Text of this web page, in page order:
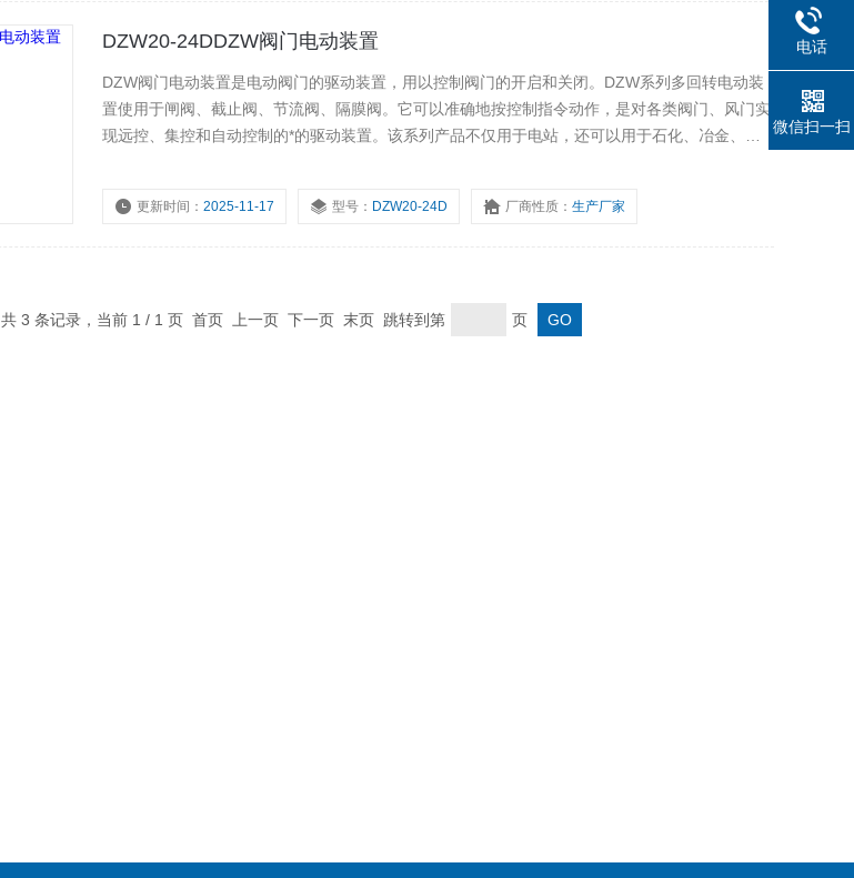
DZW20-24DDZW阀门电动装置
DZW阀门电动装置是电动阀门的驱动装置，用以控制阀门的开启和关闭。DZW系列多回转电动装
置使用于闸阀、截止阀、节流阀、隔膜阀。它可以准确地按控制指令动作，是对各类阀门、风门实
现远控、集控和自动控制的*的驱动装置。该系列产品不仅用于电站，还可以用于石化、冶金、公
更新时间：2025-11-17 型号： DZW20-24D 厂商性质：生产厂家
共 3 条记录，当前 1 / 1 页 首页 上一页 下一页 末页 跳转到第 页
电话
微信扫一扫